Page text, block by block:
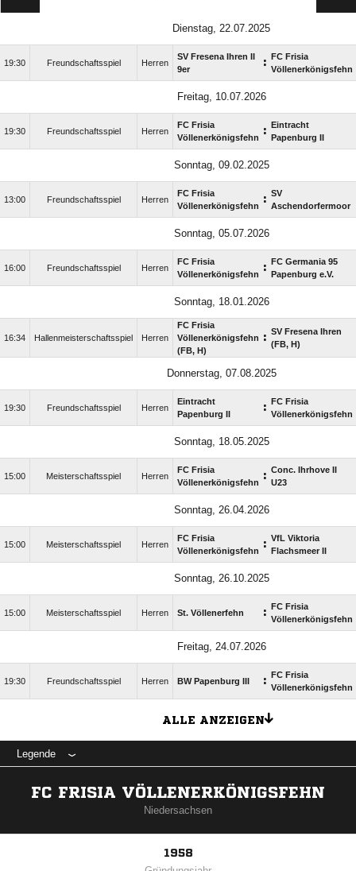
Dienstag, 22.07.2025
19:30 Freundschaftsspiel Herren
SV Fresena Ihren II
9er
:
FC Frisia
Völlenerkönigsfehn
Freitag, 10.07.2026
19:30 Freundschaftsspiel Herren
FC Frisia
Völlenerkönigsfehn :
Eintracht
Papenburg II
Sonntag, 09.02.2025
13:00 Freundschaftsspiel Herren
FC Frisia
Völlenerkönigsfehn : SV
Aschendorfermoor
Sonntag, 05.07.2026
16:00 Freundschaftsspiel Herren
FC Frisia
Völlenerkönigsfehn :
FC Germania 95
Papenburg e.V.
Sonntag, 18.01.2026
16:34 Hallenmeisterschaftsspiel Herren
FC Frisia
Völlenerkönigsfehn
(FB, H)
: SV Fresena Ihren
(FB, H)
Donnerstag, 07.08.2025
19:30 Freundschaftsspiel Herren
Eintracht
Papenburg II
:
FC Frisia
Völlenerkönigsfehn
Sonntag, 18.05.2025
15:00 Meisterschaftsspiel Herren
FC Frisia
Völlenerkönigsfehn : Conc. Ihrhove II
U23
Sonntag, 26.04.2026
15:00 Meisterschaftsspiel Herren
FC Frisia
Völlenerkönigsfehn : VfL Viktoria
Flachsmeer II
Sonntag, 26.10.2025
15:00 Meisterschaftsspiel Herren St. Völlenerfehn :
FC Frisia
Völlenerkönigsfehn
Freitag, 24.07.2026
19:30 Freundschaftsspiel Herren BW Papenburg III :
FC Frisia
Völlenerkönigsfehn
ALLE ANZEIGEN
Legende
FC FRISIA VÖLLENERKÖNIGSFEHN
Niedersachsen
1958